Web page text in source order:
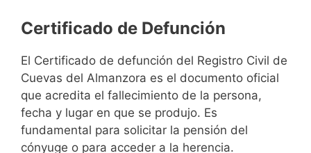
Certificado de Defunción
El Certificado de defunción del Registro Civil de
Cuevas del Almanzora es el documento oficial
que acredita el fallecimiento de la persona,
fecha y lugar en que se produjo. Es
fundamental para solicitar la pensión del
cónyuge o para acceder a la herencia.